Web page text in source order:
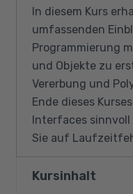
In diesem Kurs
umfassenden
Programmierung
und Objekte zu
Vererbung und
Ende dieses
Interfaces
Sie auf
Kursinhalt